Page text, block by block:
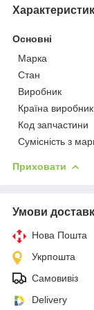
Основні
Марка
Стан
Виробник
Країна виробник
Код запчастини
Сумісність з
Приховати
Умови
Нова Пошта
Укрпошта
Самовивіз
Delivery